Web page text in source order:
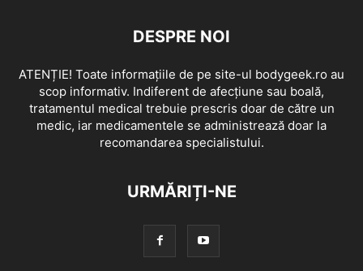
DESPRE NOI
ATENȚIE! Toate informațiile de pe site-ul bodygeek.ro au
scop informativ. Indiferent de afecțiune sau boală,
tratamentul medical trebuie prescris doar de către un
medic, iar medicamentele se administrează doar la
recomandarea specialistului.
URMĂRIȚI-NE